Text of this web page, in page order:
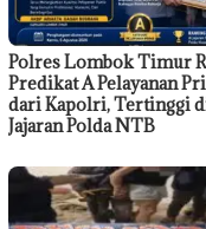
Polres Lombok Timur
Predikat A Pelayanan
dari Kapolri, Tertinggi
Jajaran Polda NTB